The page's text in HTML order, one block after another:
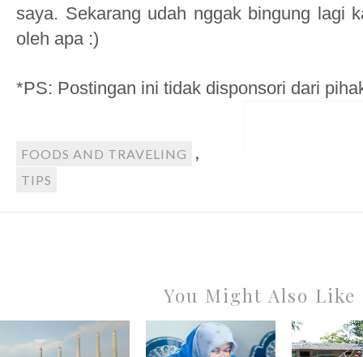
saya. Sekarang udah nggak bingung lagi
oleh apa :)
*PS: Postingan ini tidak disponsori dari
FOODS AND TRAVELING ,
TIPS
You Might Also Like